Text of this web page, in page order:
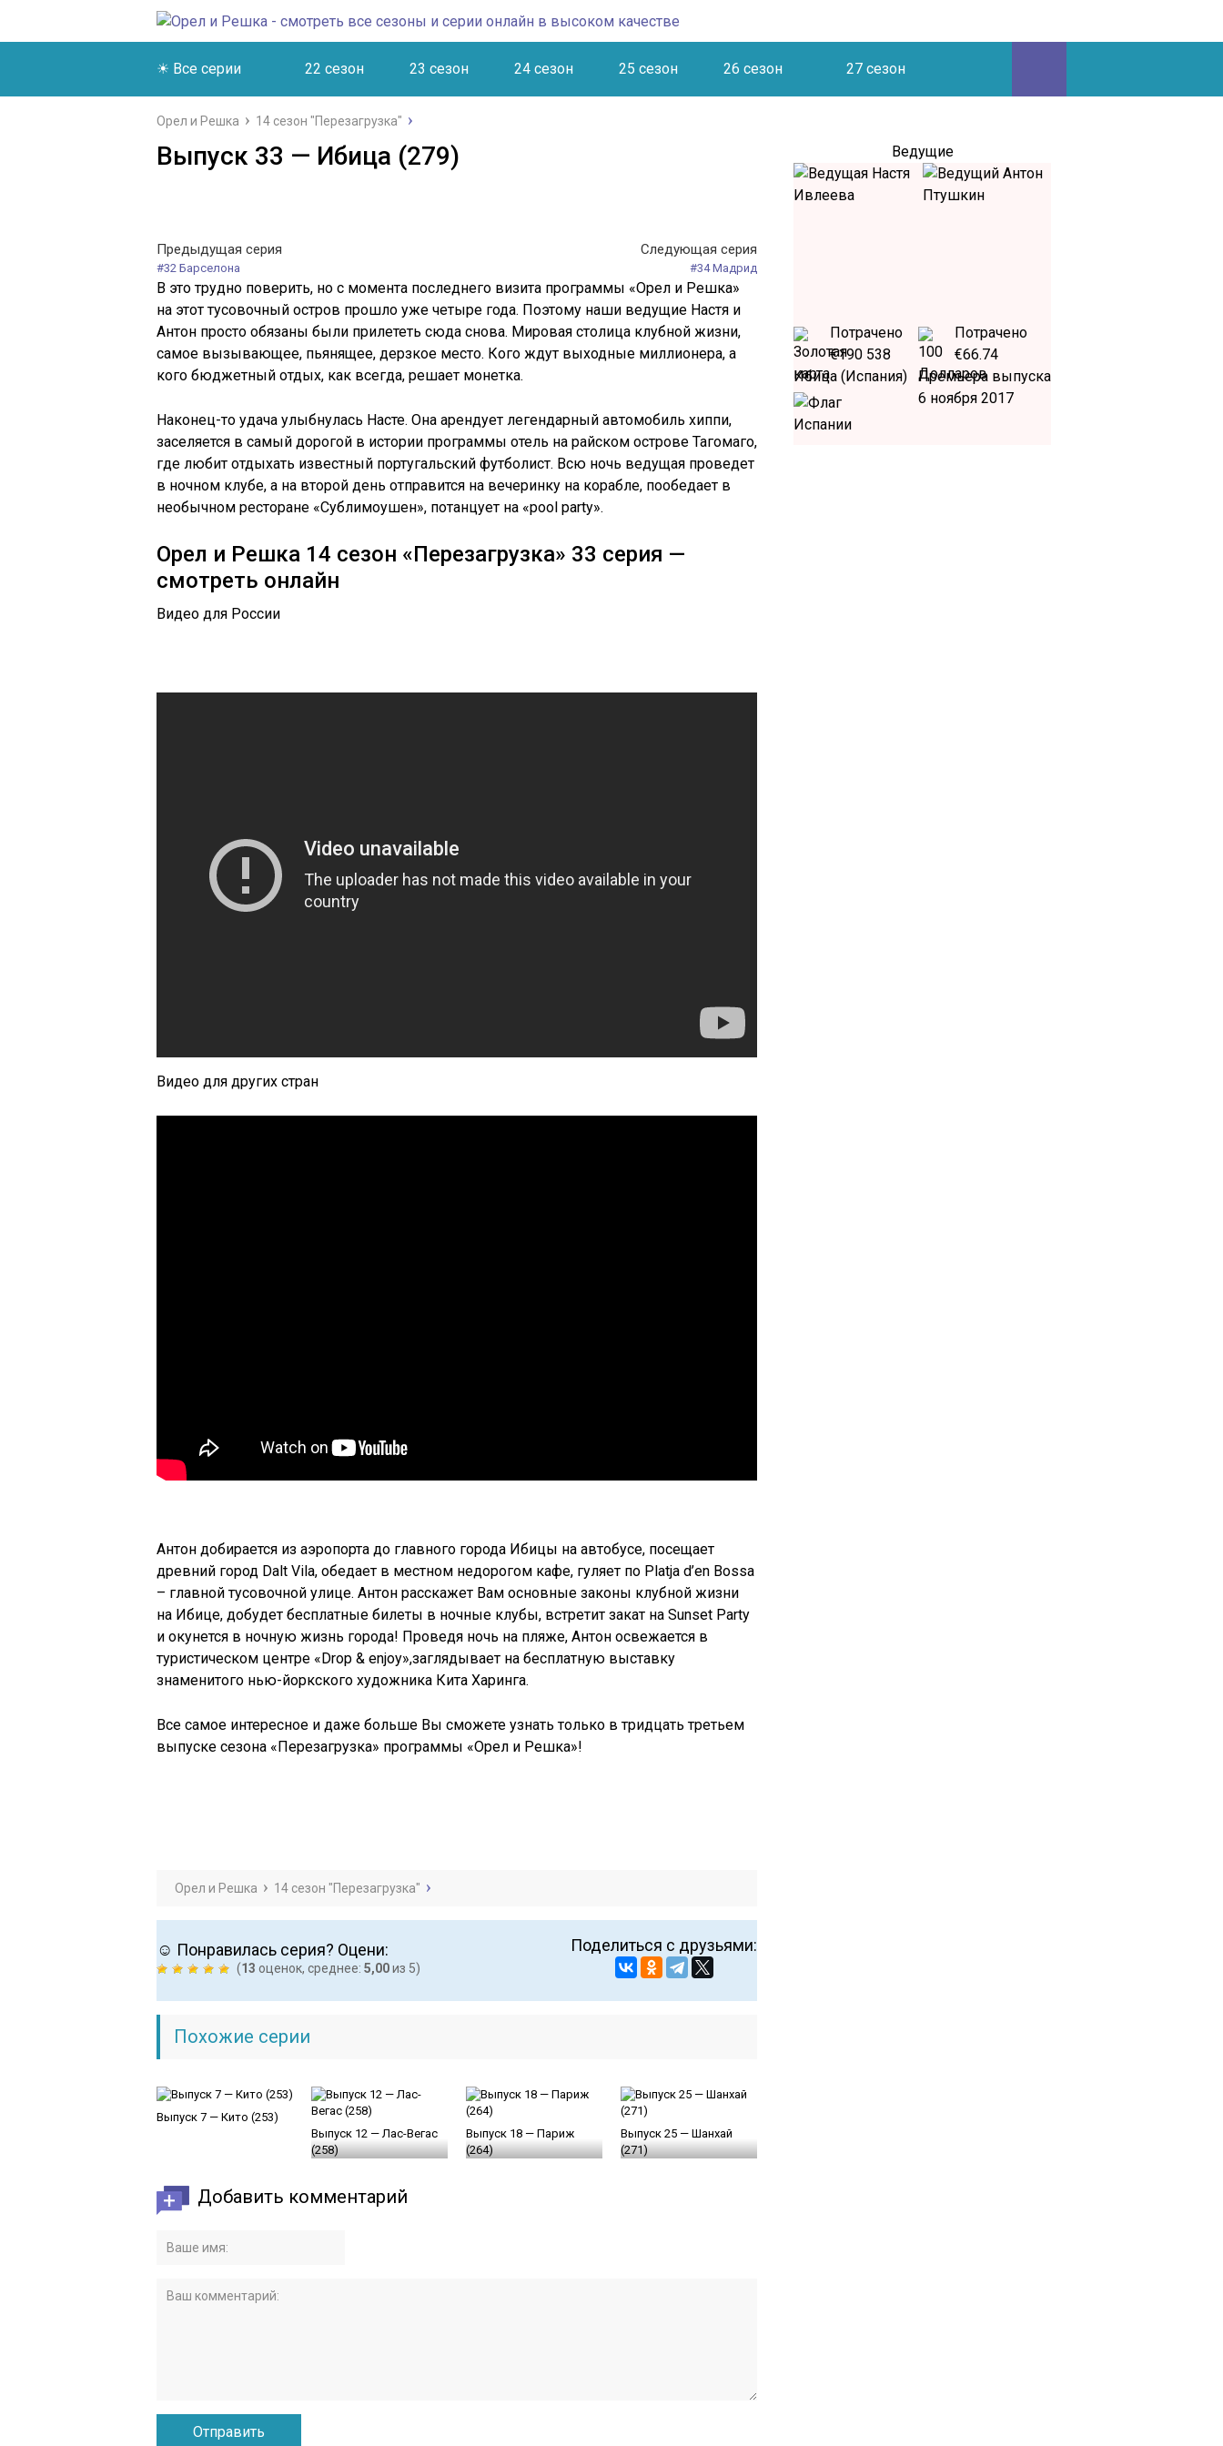
☀ Все серии 22 сезон 23 сезон 24 сезон 25 сезон 26 сезон 27 сезон
Орел и Решка 14 сезон "Перезагрузка"
Выпуск 33 — Ибица (279)
Предыдущая серия
#32 Барселона
Следующая серия
#34 Мадрид
В это трудно поверить, но с момента последнего визита программы «Орел и Решка»
на этот тусовочный остров прошло уже четыре года. Поэтому наши ведущие Настя и
Антон просто обязаны были прилететь сюда снова. Мировая столица клубной жизни,
самое вызывающее, пьянящее, дерзкое место. Кого ждут выходные миллионера, а
кого бюджетный отдых, как всегда, решает монетка.
Наконец-то удача улыбнулась Насте. Она арендует легендарный автомобиль хиппи,
заселяется в самый дорогой в истории программы отель на райском острове Тагомаго,
где любит отдыхать известный португальский футболист. Всю ночь ведущая проведет
в ночном клубе, а на второй день отправится на вечеринку на корабле, пообедает в
необычном ресторане «Сублимоушен», потанцует на «pool party».
Орел и Решка 14 сезон «Перезагрузка» 33 серия —
смотреть онлайн
Видео для России
Видео для других стран
Антон добирается из аэропорта до главного города Ибицы на автобусе, посещает
древний город Dalt Vila, обедает в местном недорогом кафе, гуляет по Platja d’en Bossa
– главной тусовочной улице. Антон расскажет Вам основные законы клубной жизни
на Ибице, добудет бесплатные билеты в ночные клубы, встретит закат на Sunset Party
и окунется в ночную жизнь города! Проведя ночь на пляже, Антон освежается в
туристическом центре «Drop & enjoy»,заглядывает на бесплатную выставку
знаменитого нью-йоркского художника Кита Харинга.
Все самое интересное и даже больше Вы сможете узнать только в тридцать третьем
выпуске сезона «Перезагрузка» программы «Орел и Решка»!
Орел и Решка 14 сезон "Перезагрузка"
☺ Понравилась серия? Оцени:
(13 оценок, среднее: 5,00из 5)
Поделиться с друзьями:
Похожие серии
Выпуск 7 — Кито (253)
Выпуск 12 — Лас-Вегас
(258)
Выпуск 18 — Париж
(264)
Выпуск 25 — Шанхай
(271)
Добавить комментарий
Ведущие
Потрачено
€190 538
Потрачено
€66.74
Ибица (Испания)
Премьера выпуска
6 ноября 2017